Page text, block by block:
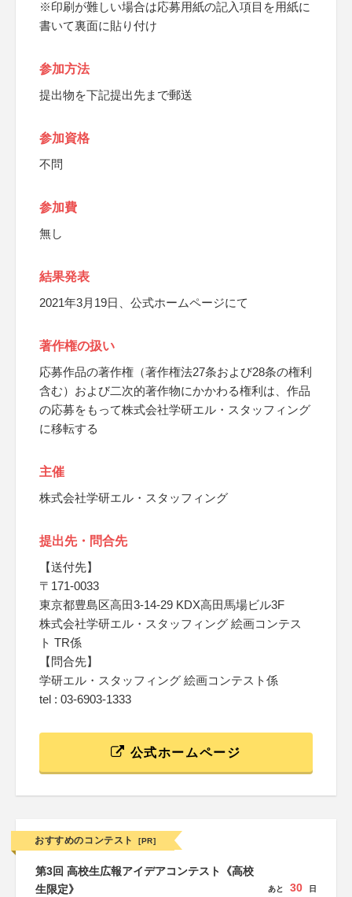
※印刷が難しい場合は応募用紙の記入項目を用紙に
書いて裏面に貼り付け
参加方法
提出物を下記提出先まで郵送
参加資格
不問
参加費
無し
結果発表
2021年3月19日、公式ホームページにて
著作権の扱い
応募作品の著作権（著作権法27条および28条の権利
含む）および二次的著作物にかかわる権利は、作品
の応募をもって株式会社学研エル・スタッフィング
に移転する
主催
株式会社学研エル・スタッフィング
提出先・問合先
【送付先】
〒171-0033
東京都豊島区高田3-14-29 KDX高田馬場ビル3F
株式会社学研エル・スタッフィング 絵画コンテス
ト TR係
【問合先】
学研エル・スタッフィング 絵画コンテスト係
tel : 03-6903-1333
公式ホームページ
おすすめのコンテスト [PR]
第3回 高校生広報アイデアコンテスト《高校
生限定》
あと 30 日